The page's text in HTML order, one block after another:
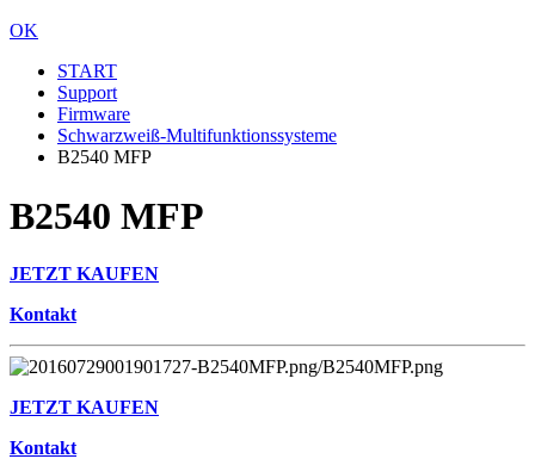
OK
START
Support
Firmware
Schwarzweiß-Multifunktionssysteme
B2540 MFP
B2540 MFP
JETZT KAUFEN
Kontakt
JETZT KAUFEN
Kontakt